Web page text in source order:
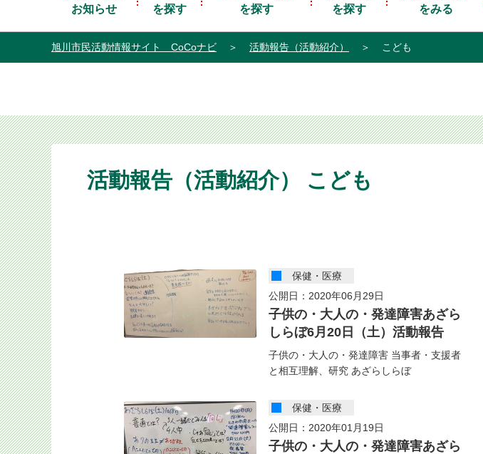
お知らせ
を探す
を探す
を探す
をみる
旭川市民活動情報サイト CoCoナビ ＞ 活動報告（活動紹介） ＞ こども
活動報告（活動紹介） こども
保健・医療
公開日：2020年06月29日
子供の・大人の・発達障害あざら
しらぼ6月20日（土）活動報告
子供の・大人の・発達障害 当事者・支援者
と相互理解、研究 あざらしらぼ
保健・医療
公開日：2020年01月19日
子供の・大人の・発達障害あざら